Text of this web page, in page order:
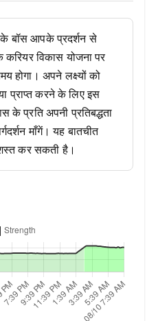
बॉस आपके प्रदर्शन से
विकास योजना पर
होगा। अपने लक्ष्यों को
प्राप्त करने के लिए इस
के प्रति अपनी प्रतिबद्धता
माँगें। यह बातचीत
कर सकती है।